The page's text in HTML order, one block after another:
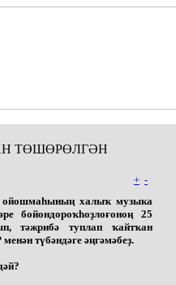
ТӨШӨРӨЛГӘН
+ -
ойошмаһының халыҡ музыка
бойондороҡһоҙлоғоноң 25
тәжрибә туплап ҡайтҡан
түбәндәге әңгәмәбеҙ.